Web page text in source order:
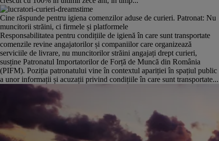
Cine răspunde pentru igiena comenzilor aduse de curieri. Patronat: Nu
muncitorii străini, ci firmele și platformele
Responsabilitatea pentru condițiile de igienă în care sunt transportate
comenzile revine angajatorilor și companiilor care organizează
serviciile de livrare, nu muncitorilor străini angajați drept curieri,
susține Patronatul Importatorilor de Forță de Muncă din România
(PIFM). Poziția patronatului vine în contextul apariției în spațiul public
a unor informații și acuzații privind condițiile în care sunt transportate...